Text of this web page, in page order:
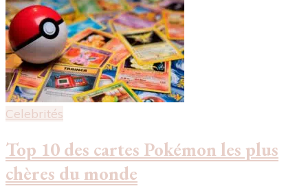
Celebrités
Top 10 des cartes Pokémon les plus
chères du monde